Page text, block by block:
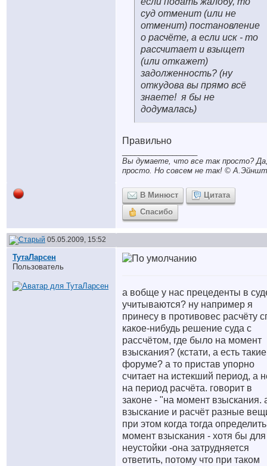
суд отменит (или не
отменит) постановление
о расчёте, а если иск - то
рассчитает и взыщет
(или откажет)
задолженность? (ну
откудова вы прямо всё
знаете! я бы не
додумалась)
Правильно
Вы думаете, что все так просто?
просто. Но совсем не так! ©
В Минюст
Цитата
Спасибо
05.05.2009, 15:52
ТутаЛарсен
Пользователь
а вобще у нас прецеденты в
учитываются? ну например я
принесу в противовес расчёту
какое-нибудь решение суда с
рассчётом, где было на момент
взыскания? (кстати, а есть
форуме? а то пристав упорно
считает на истекший период, а
на период расчёта. говорит в
законе - "на момент взыскания.
взыскание и расчёт разные
при этом когда тогда определить
момент взыскания - хотя бы для
неустойки -она затрудняется
ответить, потому что при таком